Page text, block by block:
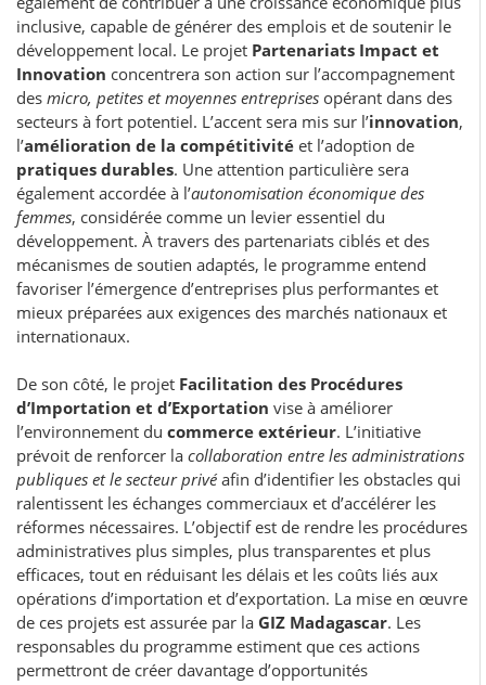
inclusive, capable de générer des emplois et de soutenir le
développement local. Le projet Partenariats Impact et
Innovation concentrera son action sur l’accompagnement
des micro, petites et moyennes entreprises opérant dans des
secteurs à fort potentiel. L’accent sera mis sur l’innovation,
l’amélioration de la compétitivité et l’adoption de
pratiques durables. Une attention particulière sera
également accordée à l’autonomisation économique des
femmes, considérée comme un levier essentiel du
développement. À travers des partenariats ciblés et des
mécanismes de soutien adaptés, le programme entend
favoriser l’émergence d’entreprises plus performantes et
mieux préparées aux exigences des marchés nationaux et
internationaux.
De son côté, le projet Facilitation des Procédures
d’Importation et d’Exportation vise à améliorer
l’environnement du commerce extérieur. L’initiative
prévoit de renforcer la collaboration entre les administrations
publiques et le secteur privéafin d’identifier les obstacles qui
ralentissent les échanges commerciaux et d’accélérer les
réformes nécessaires. L’objectif est de rendre les procédures
administratives plus simples, plus transparentes et plus
efficaces, tout en réduisant les délais et les coûts liés aux
opérations d’importation et d’exportation. La mise en œuvre
de ces projets est assurée par la GIZ Madagascar. Les
responsables du programme estiment que ces actions
permettront de créer davantage d’opportunités